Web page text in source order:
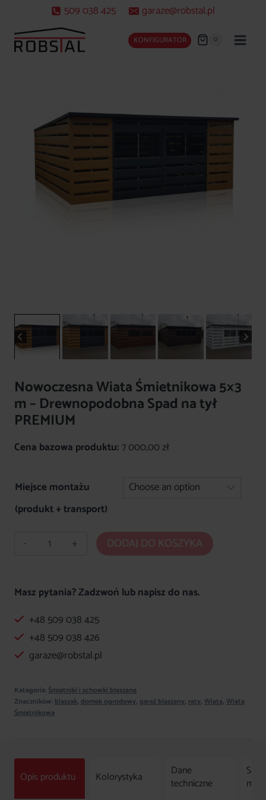
treści
509 038 425 garaze@robstal.pl
KONFIGURATOR 0
Nowoczesna Wiata Śmietnikowa 5×3
m – Drewnopodobna Spad na tył
PREMIUM
Cena bazowa produktu:7 000,00zł
Miejsce montażu
(produkt + transport)
ilość
Śmietnikowa
m
-
Drewnopodobna
na
tył
PREMIUM
DODAJ DO KOSZYKA
Masz pytania? Zadzwoń lub napisz do nas.
+48 509 038 425
+48 509 038 426
garaze@robstal.pl
Kategoria:Śmietniki i schowki blaszane
Znaczników:blaszak, domek ogrodowy, garaż blaszany, raty, Wiata, Wiata
Śmietnikowa
Opis produktu Kolorystyka
Dane
techniczne